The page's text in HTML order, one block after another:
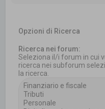
Opzioni di Ricerca
Ricerca nei forum:
Seleziona il/i forum in cui
ricerca nei subforum
la ricerca.